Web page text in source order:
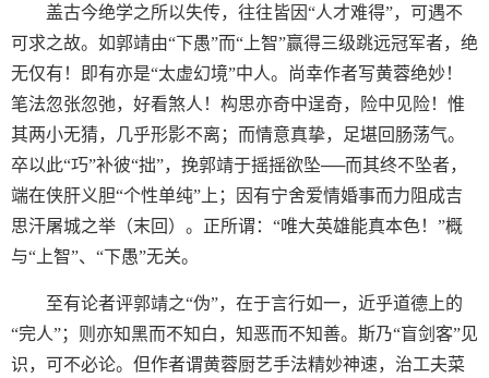
盖古今绝学之所以失传，往往皆因“人才难得”，可遇不
可求之故。如郭靖由“下愚”而“上智”赢得三级跳远冠军者，绝
无仅有！即有亦是“太虚幻境”中人。尚幸作者写黄蓉绝妙！
笔法忽张忽弛，好看煞人！构思亦奇中逞奇，险中见险！惟
其两小无猜，几乎形影不离；而情意真挚，足堪回肠荡气。
卒以此“巧”补彼“拙”，挽郭靖于摇摇欲坠──而其终不坠者，
端在侠肝义胆“个性单纯”上；因有宁舍爱情婚事而力阻成吉
思汗屠城之举（末回）。正所谓：“唯大英雄能真本色！”概
与“上智”、“下愚”无关。
至有论者评郭靖之“伪”，在于言行如一，近乎道德上的
“完人”；则亦知黑而不知白，知恶而不知善。斯乃“盲剑客”见
识，可不必论。但作者谓黄蓉厨艺手法精妙神速，治工夫菜